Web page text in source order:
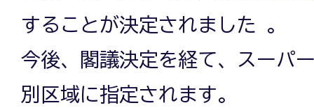
することが決定されました 。
今後、閣議決定を経て、スーパ
別区域に指定されます。